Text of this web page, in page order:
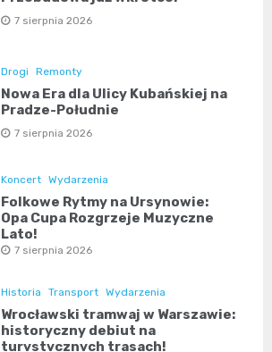
7 sierpnia 2026
Drogi Remonty
Nowa Era dla Ulicy Kubańskiej na
Pradze-Południe
7 sierpnia 2026
Koncert Wydarzenia
Folkowe Rytmy na Ursynowie:
Opa Cupa Rozgrzeje Muzyczne
Lato!
7 sierpnia 2026
Historia Transport Wydarzenia
Wrocławski tramwaj w Warszawie:
historyczny debiut na
turystycznych trasach!